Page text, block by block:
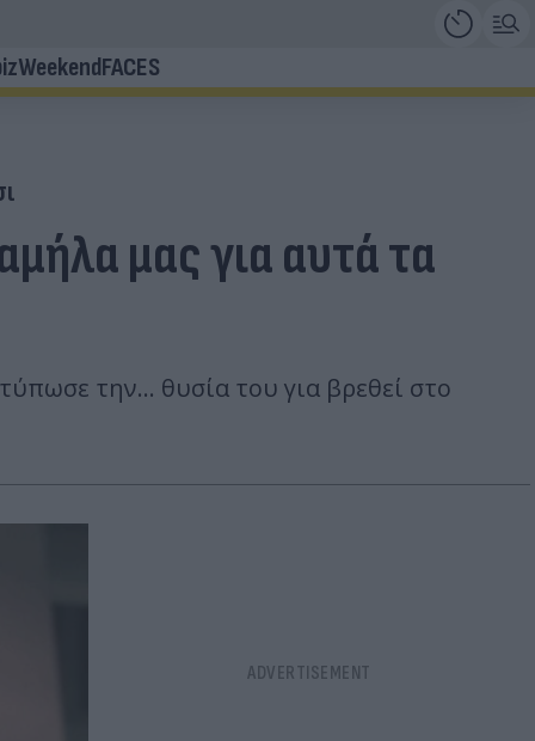
WeekendFACES
μας για αυτά τα
την... θυσία του για βρεθεί στο